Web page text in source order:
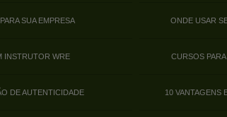
SUA EMPRESA
INSTRUTOR WRE
DE AUTENTICIDADE
ONDE USAR
CURSOS
10 VANTAGENS